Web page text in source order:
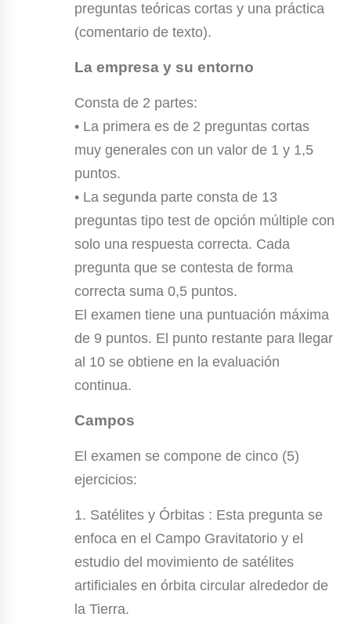
preguntas teóricas cortas y una práctica
(comentario de texto).
La empresa y su entorno
Consta de 2 partes:
• La primera es de 2 preguntas cortas
muy generales con un valor de 1 y 1,5
puntos.
• La segunda parte consta de 13
preguntas tipo test de opción múltiple con
solo una respuesta correcta. Cada
pregunta que se contesta de forma
correcta suma 0,5 puntos.
El examen tiene una puntuación máxima
de 9 puntos. El punto restante para llegar
al 10 se obtiene en la evaluación
continua.
Campos
El examen se compone de cinco (5)
ejercicios:
1. Satélites y Órbitas : Esta pregunta se
enfoca en el Campo Gravitatorio y el
estudio del movimiento de satélites
artificiales en órbita circular alrededor de
la Tierra.